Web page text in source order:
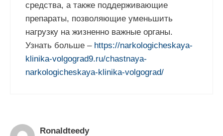
средства, а также поддерживающие
препараты, позволяющие уменьшить
нагрузку на жизненно важные органы.
Узнать больше – https://narkologicheskaya-
klinika-volgograd9.ru/chastnaya-
narkologicheskaya-klinika-volgograd/
Ronaldteedy